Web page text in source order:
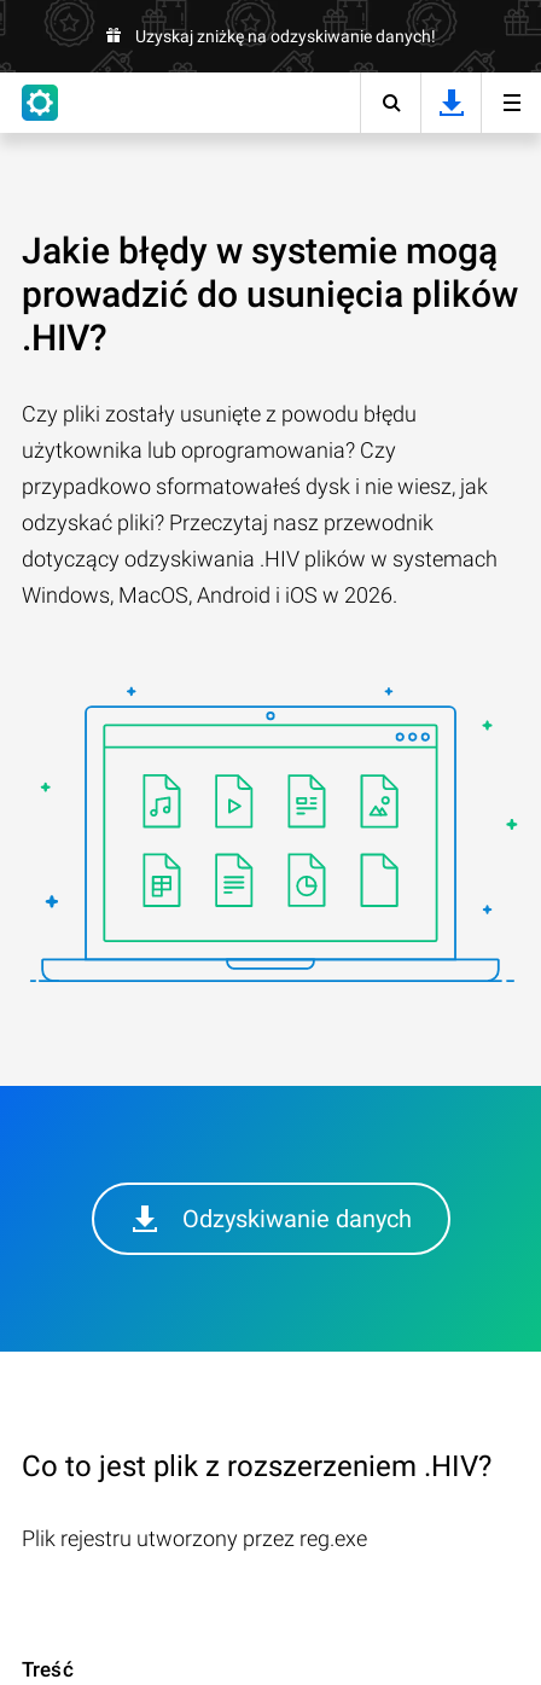
Uzyskaj zniżkę na odzyskiwanie danych!
Jakie błędy w systemie mogą
prowadzić do usunięcia plików
.HIV?
Czy pliki zostały usunięte z powodu błędu
użytkownika lub oprogramowania? Czy
przypadkowo sformatowałeś dysk i nie wiesz, jak
odzyskać pliki? Przeczytaj nasz przewodnik
dotyczący odzyskiwania .HIV plików w systemach
Windows, MacOS, Android i iOS w 2026.
Odzyskiwanie danych
Co to jest plik z rozszerzeniem .HIV?
Plik rejestru utworzony przez reg.exe
Treść